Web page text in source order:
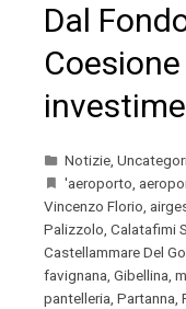
Dal
Notizie,
'aeroporto,
Vincenzo Florio,
Palizzolo, Calatafimi
Castellammare Del
favignana, Gibellina,
pantelleria, Partanna,